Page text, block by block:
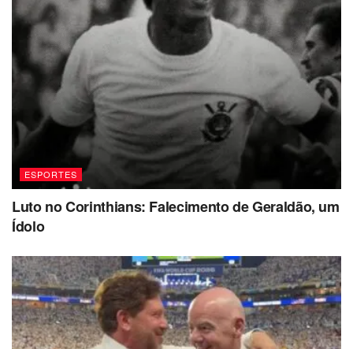
ESPORTES
Luto no Corinthians: Falecimento de Geraldão, um
Ídolo